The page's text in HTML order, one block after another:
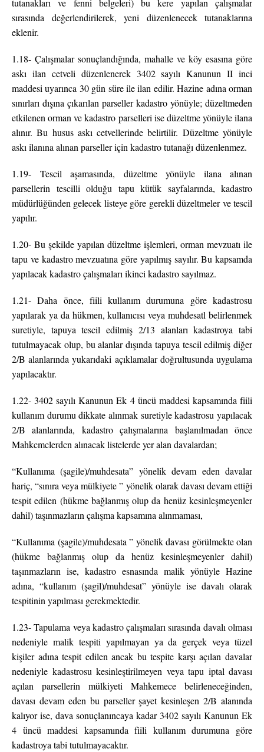
tutanakları ve fenni belgeleri) bu kere yapılan çalışmalar
sırasında değerlendirilerek, yeni düzenlenecek tutanaklarına
eklenir.
1.18- Çalışmalar sonuçlandığında, mahalle ve köy esasına göre
askı ilan cetveli düzenlenerek 3402 sayılı Kanunun II inci
maddesi uyarınca 30 gün süre ile ilan edilir. Hazine adına orman
sınırları dışına çıkarılan parseller kadastro yönüyle; düzeltmeden
etkilenen orman ve kadastro parselleri ise düzeltme yönüyle ilana
alınır. Bu husus askı cetvellerinde belirtilir. Düzeltme yönüyle
askı ilanına alınan parseller için kadastro tutanağı düzenlenmez.
1.19- Tescil aşamasında, düzeltme yönüyle ilana alınan
parsellerin tescilli olduğu tapu kütük sayfalarında, kadastro
müdürlüğünden gelecek listeye göre gerekli düzeltmeler ve tescil
yapılır.
1.20- Bu şekilde yapılan düzeltme işlemleri, orman mevzuatı ile
tapu ve kadastro mevzuatına göre yapılmış sayılır. Bu kapsamda
yapılacak kadastro çalışmaları ikinci kadastro sayılmaz.
1.21- Daha önce, fiili kullanım durumuna göre kadastrosu
yapılarak ya da hükmen, kullanıcısı veya muhdesatl belirlenmek
suretiyle, tapuya tescil edilmiş 2/13 alanları kadastroya tabi
tutulmayacak olup, bu alanlar dışında tapuya tescil edilmiş diğer
2/B alanlarında yukarıdaki açıklamalar doğrultusunda uygulama
yapılacaktır.
1.22- 3402 sayılı Kanunun Ek 4 üncü maddesi kapsamında fiili
kullanım durumu dikkate alınmak suretiyle kadastrosu yapılacak
2/B alanlarında, kadastro çalışmalarına başlanılmadan önce
Mahkcmclerdcn alınacak listelerde yer alan davalardan;
“Kullanıma (şagile)/muhdesata” yönelik devam eden davalar
hariç, “sınıra veya mülkiyete ” yönelik olarak davası devam ettiği
tespit edilen (hükme bağlanmış olup da henüz kesinleşmeyenler
dahil) taşınmazların çalışma kapsamına alınmaması,
“Kullanıma (şagile)/muhdesata ” yönelik davası görülmekte olan
(hükme bağlanmış olup da henüz kesinleşmeyenler dahil)
taşınmazların ise, kadastro esnasında malik yönüyle Hazine
adına, “kullanım (şagil)/muhdesat” yönüyle ise davalı olarak
tespitinin yapılması gerekmektedir.
1.23- Tapulama veya kadastro çalışmaları sırasında davalı olması
nedeniyle malik tespiti yapılmayan ya da gerçek veya tüzel
kişiler adına tespit edilen ancak bu tespite karşı açılan davalar
nedeniyle kadastrosu kesinleştirilmeyen veya tapu iptal davası
açılan parsellerin mülkiyeti Mahkemece belirleneceğinden,
davası devam eden bu parseller şayet kesinleşen 2/B alanında
kalıyor ise, dava sonuçlanıncaya kadar 3402 sayılı Kanunun Ek
4 üncü maddesi kapsamında fiili kullanım durumuna göre
kadastroya tabi tutulmayacaktır.